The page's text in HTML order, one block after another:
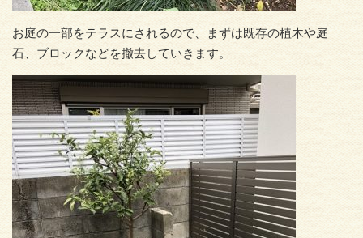
お庭の一部をテラスにされるので、まずは既存の植木や庭
石、ブロックなどを撤去していきます。